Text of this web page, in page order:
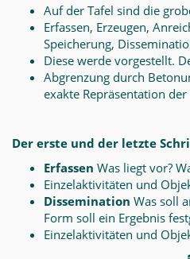
Auf der Tafel sind die
Erfassen, Erzeugen,
Speicherung,
Diese werde vorgestellt.
Abgrenzung durch
exakte Repräsentation der
Der erste und der letzte
Erfassen Was liegt vor?
Einzelaktivitäten und
Dissemination Was soll
Form soll ein Ergebnis
Einzelaktivitäten und